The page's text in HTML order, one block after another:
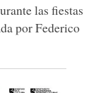
las fiestas
por Federico